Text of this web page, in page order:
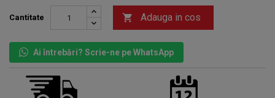
Cantitate  Adauga in cos
Ai întrebări? Scrie-ne pe WhatsApp